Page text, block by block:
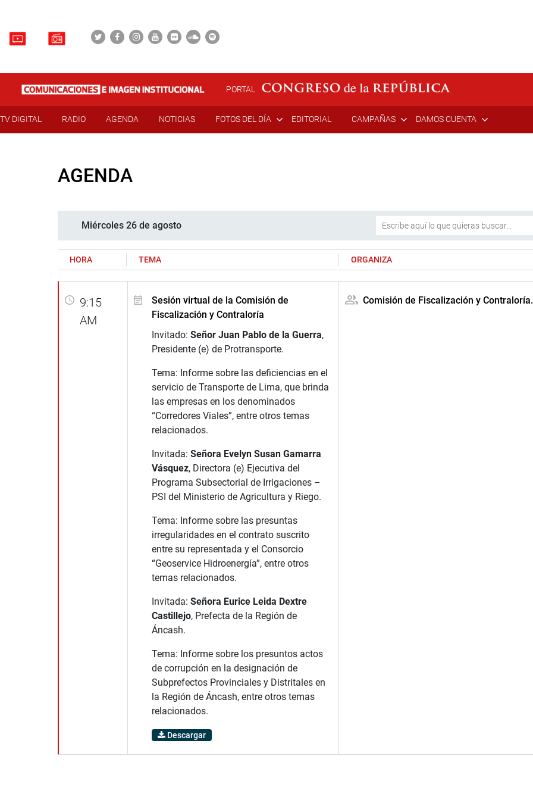
PORTAL
TV DIGITAL RADIO AGENDA NOTICIAS FOTOS DEL DÍA EDITORIAL CAMPAÑAS DAMOS CUENTA
AGENDA
Miércoles 26 de agosto
HORA TEMA ORGANIZA
9:15
AM
Sesión virtual de la Comisión de
Fiscalización y Contraloría
Invitado: Señor Juan Pablo de la Guerra,
Presidente (e) de Protransporte.
Tema: Informe sobre las deficiencias en el
servicio de Transporte de Lima, que brinda
las empresas en los denominados
“Corredores Viales”, entre otros temas
relacionados.
Invitada: Señora Evelyn Susan Gamarra
Vásquez, Directora (e) Ejecutiva del
Programa Subsectorial de Irrigaciones –
PSI del Ministerio de Agricultura y Riego.
Tema: Informe sobre las presuntas
irregularidades en el contrato suscrito
entre su representada y el Consorcio
“Geoservice Hidroenergía”, entre otros
temas relacionados.
Invitada: Señora Eurice Leida Dextre
Castillejo, Prefecta de la Región de
Áncash.
Tema: Informe sobre los presuntos actos
de corrupción en la designación de
Subprefectos Provinciales y Distritales en
la Región de Áncash, entre otros temas
relacionados.
Descargar
Comisión de Fiscalización y Contraloría.